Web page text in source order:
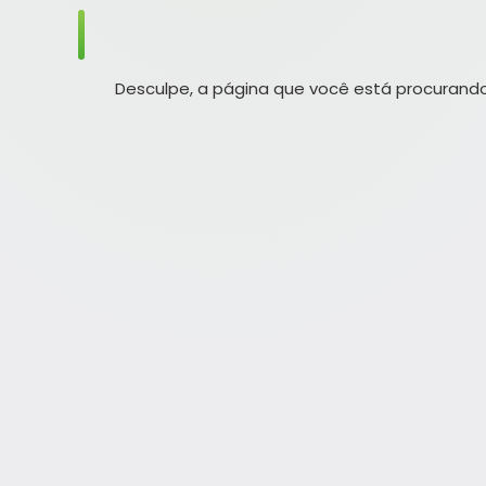
Desculpe, a página que você está